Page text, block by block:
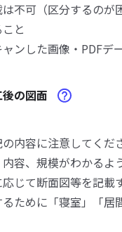
不可（区分するのが
と
ンした画像・PDFデ
の図面
内容に注意してくだ
容、規模がわかるよ
じて断面図等を記載
ために「寝室」「居